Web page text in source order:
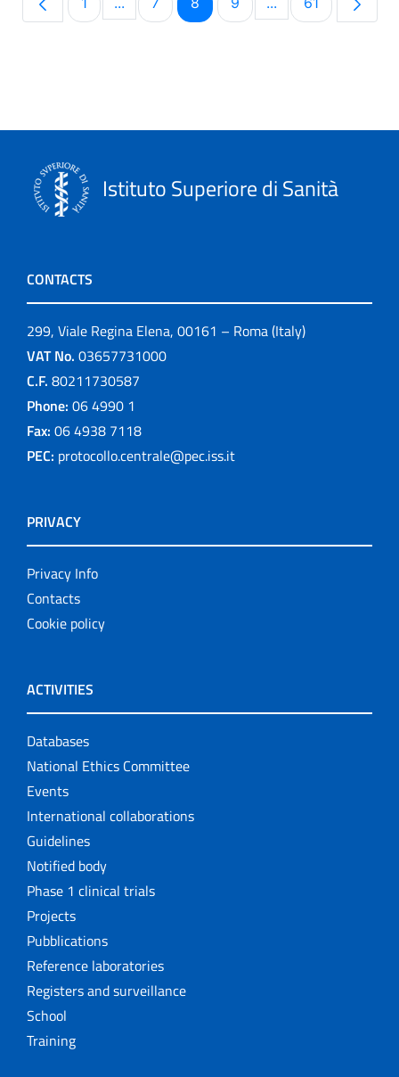
Intermediate Pages Use TAB to navigate.
Intermediate
Istituto Superiore di Sanità
CONTACTS
299, Viale Regina Elena, 00161 – Roma (Italy)
VAT No. 03657731000
C.F. 80211730587
Phone: 06 4990 1
Fax: 06 4938 7118
PEC: protocollo.centrale@pec.iss.it
PRIVACY
Privacy Info
Contacts
Cookie policy
ACTIVITIES
Databases
National Ethics Committee
Events
International collaborations
Guidelines
Notified body
Phase 1 clinical trials
Projects
Pubblications
Reference laboratories
Registers and surveillance
School
Training